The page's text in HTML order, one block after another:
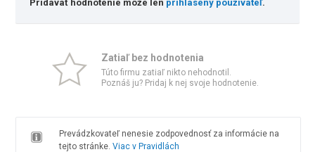
Pridávať hodnotenie môže len prihlásený používateľ.
Zatiaľ bez hodnotenia
Túto firmu zatiaľ nikto nehodnotil.
Poznáš ju? Pridaj k nej svoje hodnotenie.
Prevádzkovateľ nenesie zodpovednosť za informácie na
tejto stránke. Viac v Pravidlách